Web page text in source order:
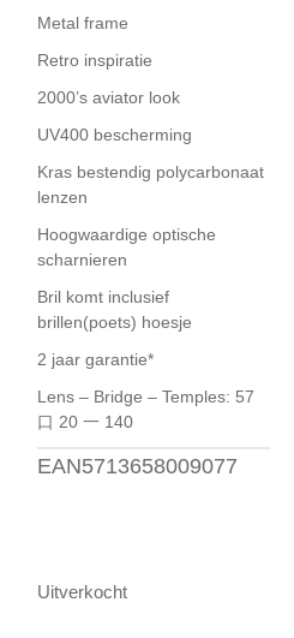
Metal frame
Retro inspiratie
2000’s aviator look
UV400 bescherming
Kras bestendig polycarbonaat
lenzen
Hoogwaardige optische
scharnieren
Bril komt inclusief
brillen(poets) hoesje
2 jaar garantie*
Lens – Bridge – Temples: 57
口 20 一 140
EAN5713658009077
Uitverkocht